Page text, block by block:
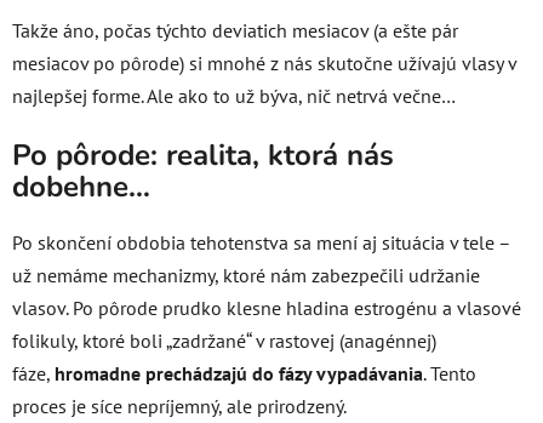
Takže áno, počas týchto deviatich mesiacov (a ešte pár
mesiacov po pôrode) si mnohé z nás skutočne užívajú vlasy v
najlepšej forme. Ale ako to už býva, nič netrvá večne…
Po pôrode: realita, ktorá nás
dobehne…
Po skončení obdobia tehotenstva sa mení aj situácia v tele –
už nemáme mechanizmy, ktoré nám zabezpečili udržanie
vlasov. Po pôrode prudko klesne hladina estrogénu a vlasové
folikuly, ktoré boli „zadržané“ v rastovej (anagénnej)
fáze, hromadne prechádzajú do fázy vypadávania. Tento
proces je síce nepríjemný, ale prirodzený.